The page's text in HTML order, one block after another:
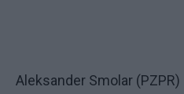
Aleksander Smolar (PZPR)